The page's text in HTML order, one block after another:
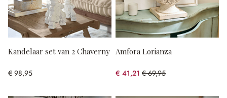
Kandelaar set van 2 Chaverny
€ 98,95
Amfora Lorianza
€ 41,21 € 69,95
(41.09% gespart)